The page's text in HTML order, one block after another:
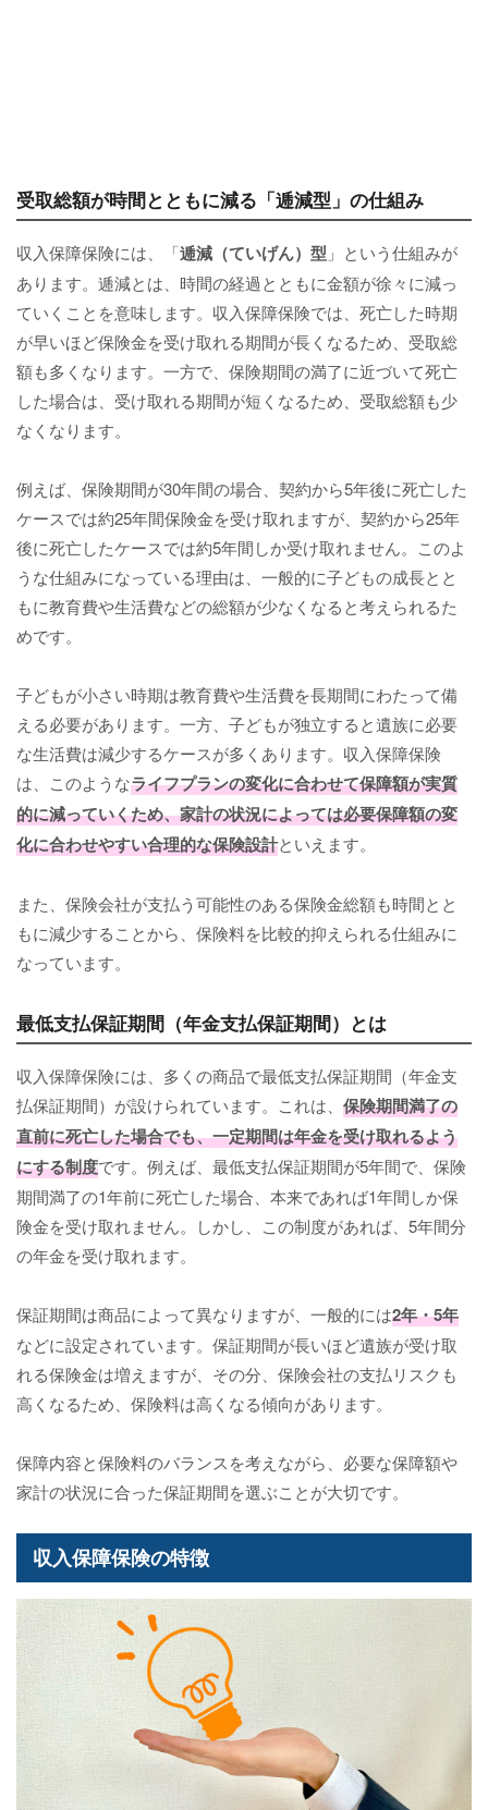
受取総額が時間とともに減る「逓減型」の仕組み
収入保障保険には、「逓減（ていげん）型 」という仕組みが
あります。逓減とは、時間の経過とともに金額が徐々に減っ
ていくことを意味します。収入保障保険では、死亡した時期
が早いほど保険金を受け取れる期間が長くなるため、受取総
額も多くなります。一方で、保険期間の満了に近づいて死亡
した場合は、受け取れる期間が短くなるため、受取総額も少
なくなります。
例えば、保険期間が30年間の場合、契約から5年後に死亡した
ケースでは約25年間保険金を受け取れますが、契約から25年
後に死亡したケースでは約5年間しか受け取れません。このよ
うな仕組みになっている理由は、一般的に子どもの成長とと
もに教育費や生活費などの総額が少なくなると考えられるた
めです。
子どもが小さい時期は教育費や生活費を長期間にわたって備
える必要があります。一方、子どもが独立すると遺族に必要
な生活費は減少するケースが多くあります。収入保障保険
は、このようなライフプランの変化に合わせて保障額が実質
的に減っていくため、家計の状況によっては必要保障額の変
化に合わせやすい合理的な保険設計といえます。
また、保険会社が支払う可能性のある保険金総額も時間とと
もに減少することから、保険料を比較的抑えられる仕組みに
なっています。
最低支払保証期間（年金支払保証期間）とは
収入保障保険には、多くの商品で最低支払保証期間（年金支
払保証期間）が設けられています。これは、 保険期間満了の
直前に死亡した場合でも、一定期間は年金を受け取れるよう
にする制度です。例えば、最低支払保証期間が5年間で、保険
期間満了の1年前に死亡した場合、本来であれば1年間しか保
険金を受け取れません。しかし、この制度があれば、5年間分
の年金を受け取れます。
保証期間は商品によって異なりますが、一般的には2年・5年
などに設定されています。保証期間が長いほど遺族が受け取
れる保険金は増えますが、その分、保険会社の支払リスクも
高くなるため、保険料は高くなる傾向があります。
保障内容と保険料のバランスを考えながら、必要な保障額や
家計の状況に合った保証期間を選ぶことが大切です。
収入保障保険の特徴